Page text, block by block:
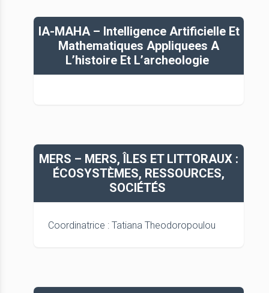
IA-MAHA – Intelligence Artificielle Et
Mathematiques Appliquees A
L’histoire Et L’archeologie
MERS – MERS, ÎLES ET LITTORAUX :
ÉCOSYSTÈMES, RESSOURCES,
SOCIÉTÉS
Coordinatrice : Tatiana Theodoropoulou